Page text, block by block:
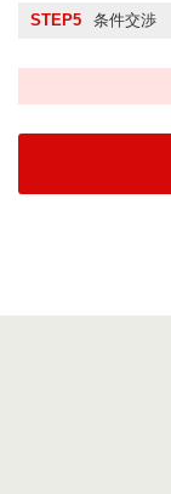
STEP5 条件交渉